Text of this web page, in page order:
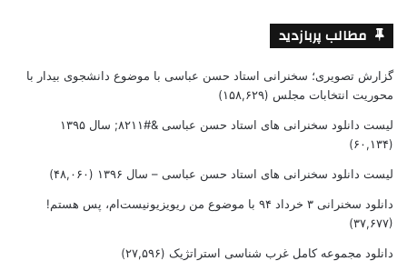
مطالب پربازدید
گزارش تصویری؛ سخنرانی استاد حسن عباسی با موضوع دانشجوی بیدار با
محوریت انتخابات مجلس (۱۵۸,۶۲۹)
لیست دانلود سخنرانی های استاد حسن عباسی &#۸۲۱۱; سال ۱۳۹۵
(۶۰,۱۳۴)
لیست دانلود سخنرانی های استاد حسن عباسی – سال ۱۳۹۶ (۴۸,۰۶۰)
دانلود سخنرانی ۳ خرداد ۹۴ با موضوع من ریویزیونیست‌ام، پس هستم!
(۳۷,۶۷۷)
دانلود مجموعه کامل غرب شناسی استراتژیک (۲۷,۵۹۶)